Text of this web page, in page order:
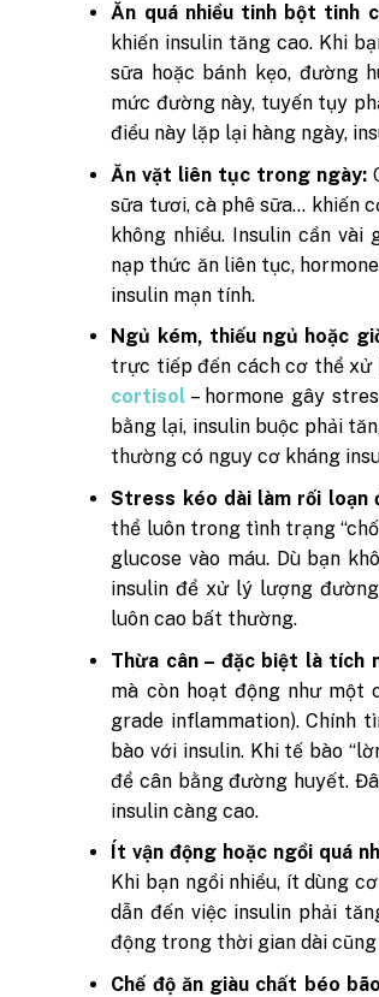
Ăn quá nhiều tinh bột tinh
khiến insulin tăng cao. Khi
sữa hoặc bánh kẹo, đường
mức đường này, tuyến tụy
điều này lặp lại hàng ngày,
Ăn vặt liên tục trong ngày:
sữa tươi, cà phê sữa… khiến
không nhiều. Insulin cần vài
nạp thức ăn liên tục,
insulin mạn tính.
Ngủ kém, thiếu ngủ hoặc
trực tiếp đến cách cơ thể xử
cortisol – hormone gây
bằng lại, insulin buộc phải
thường có nguy cơ kháng
Stress kéo dài làm rối loạn
thể luôn trong tình trạng
glucose vào máu. Dù bạn
insulin để xử lý lượng
luôn cao bất thường.
Thừa cân – đặc biệt là tích
mà còn hoạt động như một
grade inflammation). Chính
bào với insulin. Khi tế bào
để cân bằng đường huyết.
insulin càng cao.
Ít vận động hoặc ngồi quá
Khi bạn ngồi nhiều, ít dùng
dẫn đến việc insulin phải
động trong thời gian dài
Chế độ ăn giàu chất béo